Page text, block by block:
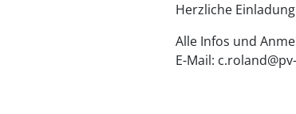
Herzliche
Alle Infos und
E-Mail: